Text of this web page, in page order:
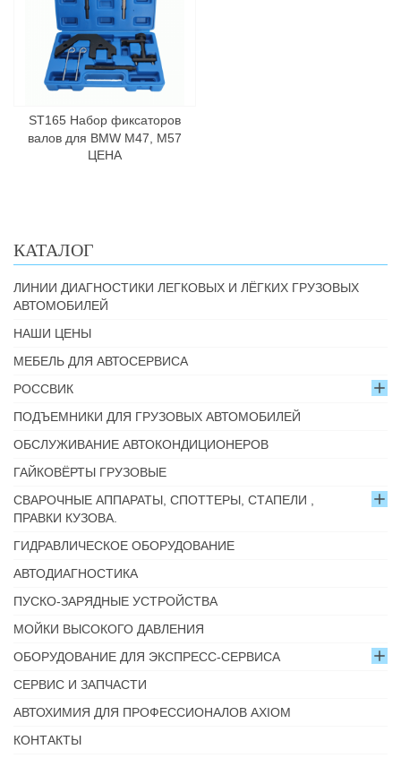
ST165 Набор фиксаторов
валов для BMW М47, М57
ЦЕНА
КАТАЛОГ
ЛИНИИ ДИАГНОСТИКИ ЛЕГКОВЫХ И ЛЁГКИХ ГРУЗОВЫХ
АВТОМОБИЛЕЙ
НАШИ ЦЕНЫ
МЕБЕЛЬ ДЛЯ АВТОСЕРВИСА
РОССВИК
ПОДЪЕМНИКИ ДЛЯ ГРУЗОВЫХ АВТОМОБИЛЕЙ
ОБСЛУЖИВАНИЕ АВТОКОНДИЦИОНЕРОВ
ГАЙКОВЁРТЫ ГРУЗОВЫЕ
СВАРОЧНЫЕ АППАРАТЫ, СПОТТЕРЫ, СТАПЕЛИ ,
ПРАВКИ КУЗОВА.
ГИДРАВЛИЧЕСКОЕ ОБОРУДОВАНИЕ
АВТОДИАГНОСТИКА
ПУСКО-ЗАРЯДНЫЕ УСТРОЙСТВА
МОЙКИ ВЫСОКОГО ДАВЛЕНИЯ
ОБОРУДОВАНИЕ ДЛЯ ЭКСПРЕСС-СЕРВИСА
СЕРВИС И ЗАПЧАСТИ
АВТОХИМИЯ ДЛЯ ПРОФЕССИОНАЛОВ AXIOM
КОНТАКТЫ